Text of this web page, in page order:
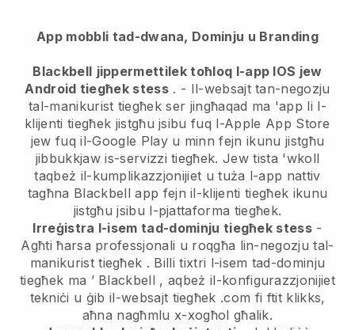
App mobbli tad-dwana, Dominju u Branding
Blackbell jippermettilek toħloq l-app IOS jew
Android tiegħek stess . - Il-websajt tan-negozju
tal-manikurist tiegħek ser jingħaqad ma 'app li l-
klijenti tiegħek jistgħu jsibu fuq l-Apple App Store
jew fuq il-Google Play u minn fejn ikunu jistgħu
jibbukkjaw is-servizzi tiegħek. Jew tista 'wkoll
taqbeż il-kumplikazzjonijiet u tuża l-app nattiv
tagħna Blackbell app fejn il-klijenti tiegħek ikunu
jistgħu jsibu l-pjattaforma tiegħek.
Irreġistra l-isem tad-dominju tiegħek stess -
Agħti ħarsa professjonali u roqgħa lin-negozju tal-
manikurist tiegħek . Billi tixtri l-isem tad-dominju
tiegħek ma ’ Blackbell , aqbeż il-konfigurazzjonijiet
tekniċi u ġib il-websajt tiegħek .com fi ftit klikks,
aħna nagħmlu x-xogħol għalik.